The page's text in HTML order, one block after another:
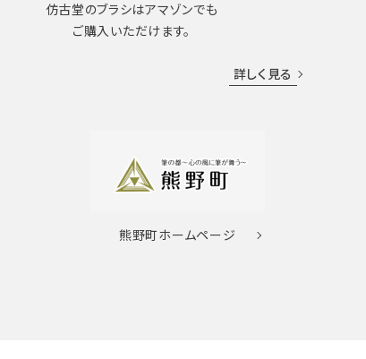
仿古堂のブラシはアマゾンでも
ご購入いただけます。
詳しく見る
熊野町ホームページ